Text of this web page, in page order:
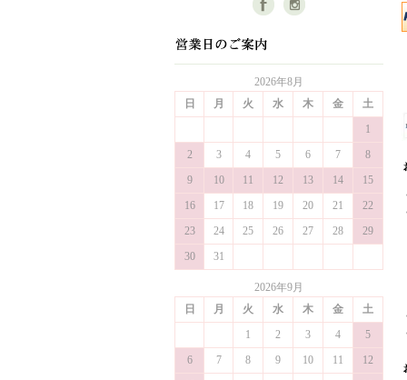
2026年8月
日
月 火 水 木 金
土
1
2
3 4 5 6 7
8
9
10 11 12 13 14
15
16
17 18 19 20 21
22
23
24 25 26 27 28
29
30
31
2026年9月
日
月 火 水 木 金
土
1
2 3 4
5
6
7 8 9 10 11
12